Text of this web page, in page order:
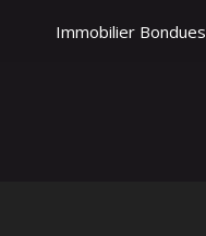
Immobilier Bondues